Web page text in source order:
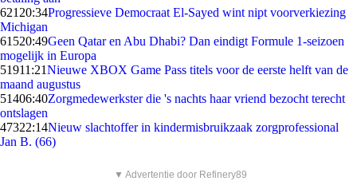
621 20:34Progressieve Democraat El-Sayed wint nipt voorverkiezing
Michigan
61520:49Geen Qatar en Abu Dhabi? Dan eindigt Formule 1-seizoen
mogelijk in Europa
51911:21Nieuwe XBOX Game Pass titels voor de eerste helft van de
maand augustus
51406:40Zorgmedewerkster die 's nachts haar vriend bezocht terecht
ontslagen
47322:14Nieuw slachtoffer in kindermisbruikzaak zorgprofessional
Jan B. (66)
▼ Advertentie door Refinery89